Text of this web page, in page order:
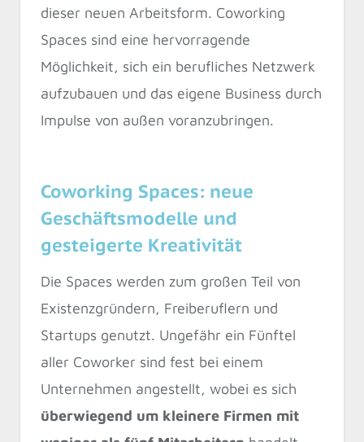
dieser neuen Arbeitsform. Coworking
Spaces sind eine hervorragende
Möglichkeit, sich ein berufliches Netzwerk
aufzubauen und das eigene Business durch
Impulse von außen voranzubringen.
Coworking Spaces: neue
Geschäftsmodelle und
gesteigerte Kreativität
Die Spaces werden zum großen Teil von
Existenzgründern, Freiberuflern und
Startups genutzt. Ungefähr ein Fünftel
aller Coworker sind fest bei einem
Unternehmen angestellt, wobei es sich
überwiegend um kleinere Firmen mit